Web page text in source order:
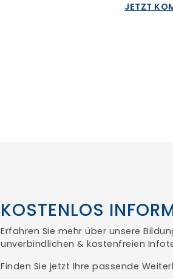
JETZT
KOSTENLOS
Erfahren Sie mehr über unsere
unverbindlichen & kostenfreien
Finden Sie jetzt Ihre passende